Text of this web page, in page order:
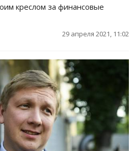
креслом за финансовые
29 апреля 2021, 11:02